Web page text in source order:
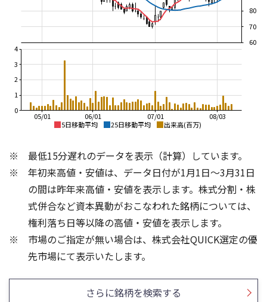
5日移動平均 25日移動平均 出来高(百万)
08/03
07/01
06/01
05/01
60
70
80
0
1
2
3
4
50
150
200
250
30
0
400
600
800
1,000
15
最低15分遅れのデータを表示（計算）しています。
年初来高値・安値は、データ日付が1月1日～3月31日
の間は昨年来高値・安値を表示します。株式分割・株
式併合など資本異動がおこなわれた銘柄については、
権利落ち日等以降の高値・安値を表示します。
市場のご指定が無い場合は、株式会社QUICK選定の優
先市場にて表示いたします。
さらに銘柄を検索する